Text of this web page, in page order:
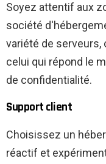
Soyez attentif aux
société
variété de
celui qui répond le
de confidentialité.
Support client
Choisissez un
réactif et